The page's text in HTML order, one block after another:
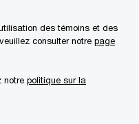
des témoins et des
consulter notre page
notre politique sur la